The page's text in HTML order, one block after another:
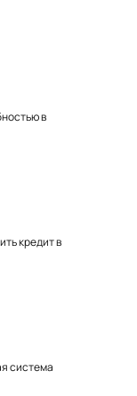
в
кредит в
система